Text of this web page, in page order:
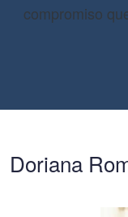
compromiso
Doriana